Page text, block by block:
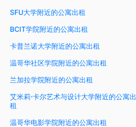
SFU大学附近的公寓出租
BCIT学院附近的公寓出租
卡普兰诺大学附近的公寓出租
温哥华社区学院附近的公寓出租
兰加拉学院附近的公寓出租
艾米莉·卡尔艺术与设计大学附近的公寓出
租
温哥华电影学院附近的公寓出租